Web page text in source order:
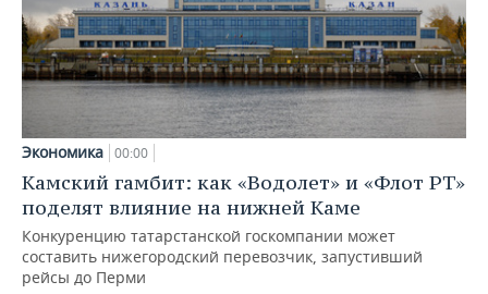
Экономика 00:00
Камский гамбит: как «Водолет» и «Флот РТ»
поделят влияние на нижней Каме
Конкуренцию татарстанской госкомпании может
составить нижегородский перевозчик, запустивший
рейсы до Перми